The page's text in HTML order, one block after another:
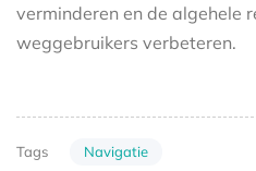
verminderen en de algehele
weggebruikers verbeteren.
Tags Navigatie